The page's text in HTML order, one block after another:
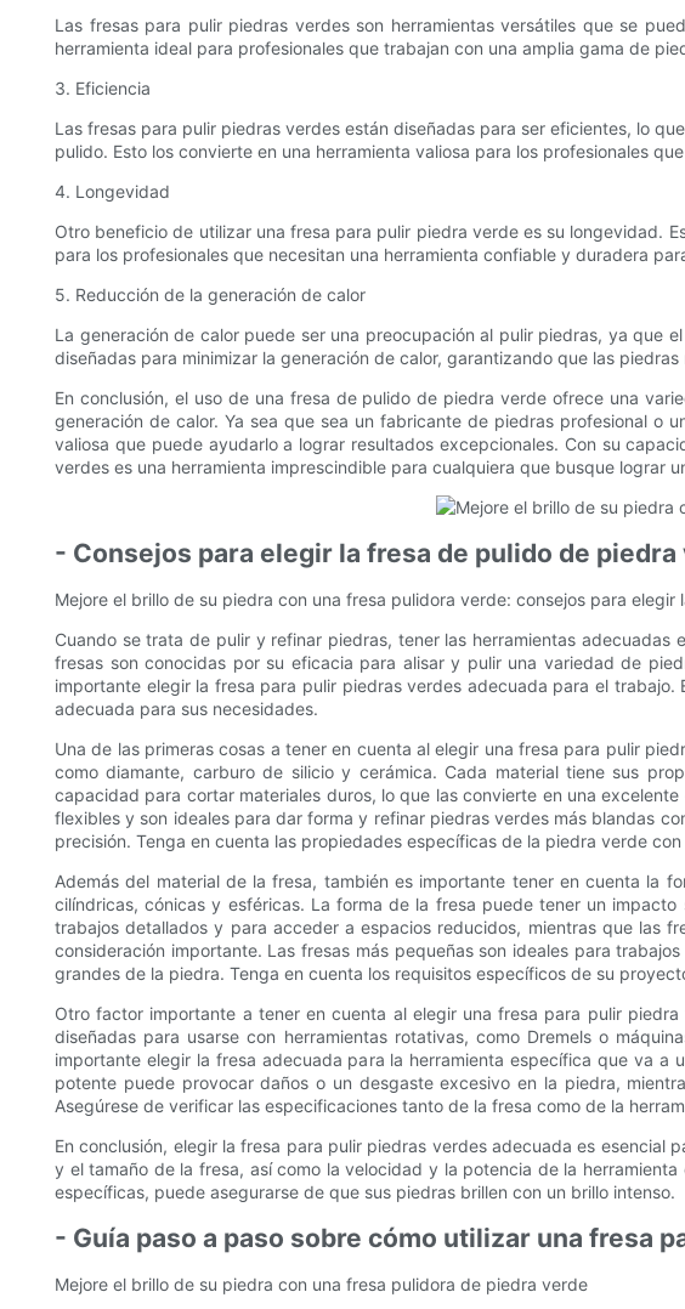
Las fresas para pulir piedras verdes son herramientas versátiles que se
herramienta ideal para profesionales que trabajan con una amplia gama de
3. Eficiencia
Las fresas para pulir piedras verdes están diseñadas para ser eficientes, lo
pulido. Esto los convierte en una herramienta valiosa para los profesionales
4. Longevidad
Otro beneficio de utilizar una fresa para pulir piedra verde es su longevidad.
para los profesionales que necesitan una herramienta confiable y duradera
5. Reducción de la generación de calor
La generación de calor puede ser una preocupación al pulir piedras, ya que
diseñadas para minimizar la generación de calor, garantizando que las
En conclusión, el uso de una fresa de pulido de piedra verde ofrece una
generación de calor. Ya sea que sea un fabricante de piedras profesional o
valiosa que puede ayudarlo a lograr resultados excepcionales. Con su
verdes es una herramienta imprescindible para cualquiera que busque lograr
- Consejos para elegir la fresa de pulido de piedra
Mejore el brillo de su piedra con una fresa pulidora verde: consejos para elegir
Cuando se trata de pulir y refinar piedras, tener las herramientas
fresas son conocidas por su eficacia para alisar y pulir una variedad de
importante elegir la fresa para pulir piedras verdes adecuada para el
adecuada para sus necesidades.
Una de las primeras cosas a tener en cuenta al elegir una fresa para pulir
como diamante, carburo de silicio y cerámica. Cada material tiene sus
capacidad para cortar materiales duros, lo que las convierte en una
flexibles y son ideales para dar forma y refinar piedras verdes más blandas
precisión. Tenga en cuenta las propiedades específicas de la piedra verde
Además del material de la fresa, también es importante tener en cuenta la
cilíndricas, cónicas y esféricas. La forma de la fresa puede tener un
trabajos detallados y para acceder a espacios reducidos, mientras que las
consideración importante. Las fresas más pequeñas son ideales para
grandes de la piedra. Tenga en cuenta los requisitos específicos de su
Otro factor importante a tener en cuenta al elegir una fresa para pulir
diseñadas para usarse con herramientas rotativas, como Dremels o
importante elegir la fresa adecuada para la herramienta específica que va
potente puede provocar daños o un desgaste excesivo en la piedra,
Asegúrese de verificar las especificaciones tanto de la fresa como de la
En conclusión, elegir la fresa para pulir piedras verdes adecuada es
y el tamaño de la fresa, así como la velocidad y la potencia de la
específicas, puede asegurarse de que sus piedras brillen con un brillo intenso.
- Guía paso a paso sobre cómo utilizar una fresa
Mejore el brillo de su piedra con una fresa pulidora de piedra verde